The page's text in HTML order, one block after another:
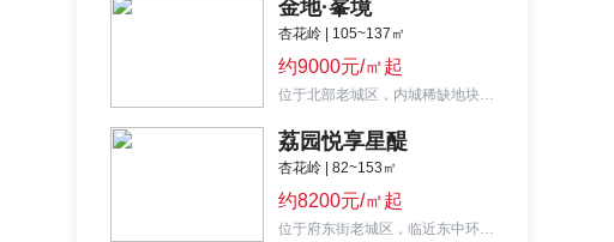
金地·峯境
杏花岭 | 105~137㎡
约9000元/㎡起
位于北部老城区，内城稀缺地块，临近建设路，交通便利，配套丰富，性价比高。
荔园悦享星醍
杏花岭 | 82~153㎡
约8200元/㎡起
位于府东街老城区，临近东中环，交通便利，配套丰富，性价比高。